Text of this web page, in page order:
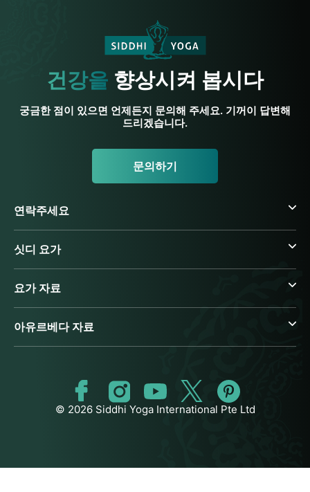
건강을 향상시켜 봅시다
궁금한 점이 있으면 언제든지 문의해 주세요. 기꺼이 답변해
드리겠습니다.
문의하기
연락주세요
싯디 요가
요가 자료
아유르베다 자료
© 2026 Siddhi Yoga International Pte Ltd